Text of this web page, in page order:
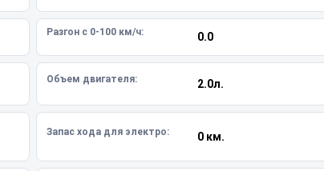
Разгон с 0-100 км/ч: 0.0
Объем двигателя: 2.0л.
Запас хода для электро: 0 км.